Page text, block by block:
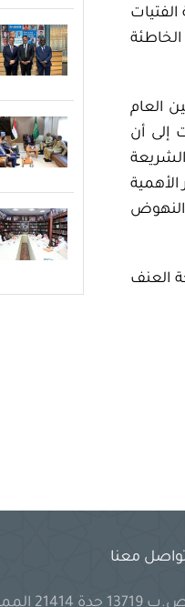
العام
إلى أن
العنف
معنا
جدة 21414 المملكة العربية السعودية